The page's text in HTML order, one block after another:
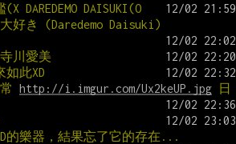
DAREDEMO DAISUKI(O
好き (Daredemo Daisuki)
川愛美
此XD
http://i.imgur.com/Ux2keUP.jpg 日
的樂器，結果忘了它的存在...